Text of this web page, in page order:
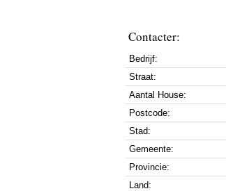
Contacter:
Bedrijf:
Straat:
Aantal House:
Postcode:
Stad:
Gemeente:
Provincie:
Land: